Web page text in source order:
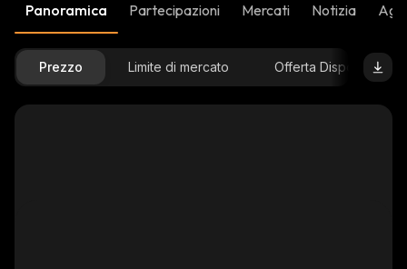
Panoramica Partecipazioni Mercati Notizia
Prezzo Limite di mercato Offerta Disponibile